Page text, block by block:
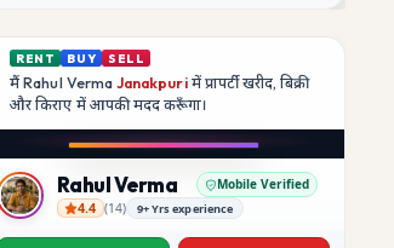
RENT BUY SELL
मैंRahul Verma Janakpuriमें प्रापर्टी खरीद, बिक्री
और किराए में आपकी मददकरूँगा।
Rahul Verma
Rahul Verma Mobile Verified
4.4 (14) 9+ Yrs experience